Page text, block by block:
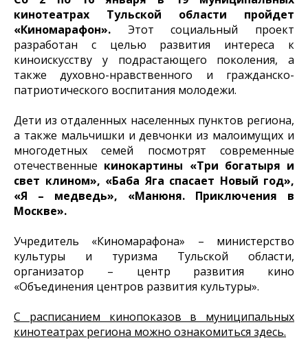
кинотеатрах Тульской области пройдет
«Киномарафон». Этот социальный проект
разработан с целью развития интереса к
киноискусству у подрастающего поколения, а
также духовно-нравственного и гражданско-
патриотического воспитания молодежи.
Дети из отдаленных населенных пунктов региона,
а также мальчишки и девчонки из малоимущих и
многодетных семей посмотрят современные
отечественные кинокартины «Три богатыря и
свет клином», «Баба Яга спасает Новый год»,
«Я – медведь», «Манюня. Приключения в
Москве».
Учредитель «Киномарафона» – министерство
культуры и туризма Тульской области,
организатор – центр развития кино
«Объединения центров развития культуры».
С расписанием кинопоказов в муниципальных
кинотеатрах региона можно ознакомиться здесь.